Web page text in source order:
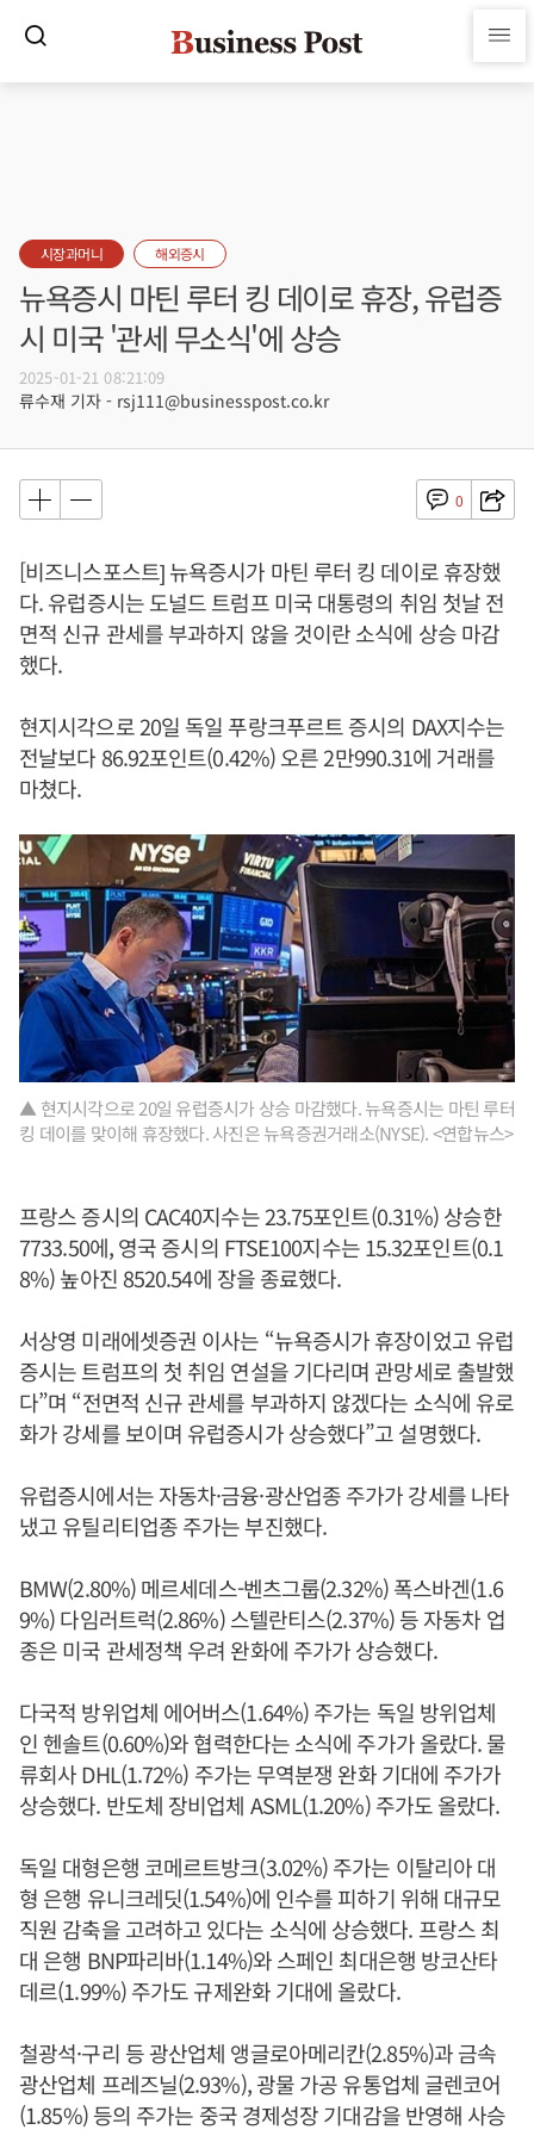
시장과머니 해외증시
뉴욕증시 마틴 루터 킹 데이로 휴장, 유럽증
시 미국 '관세 무소식'에 상승
2025-01-21 08:21:09
류수재 기자 - rsj111@businesspost.co.kr
0
[비즈니스포스트] 뉴욕증시가 마틴 루터 킹 데이로 휴장했
다. 유럽증시는 도널드 트럼프 미국 대통령의 취임 첫날 전
면적 신규 관세를 부과하지 않을 것이란 소식에 상승 마감
했다.
현지시각으로 20일 독일 푸랑크푸르트 증시의 DAX지수는
전날보다 86.92포인트(0.42%) 오른 2만990.31에 거래를
마쳤다.
▲ 현지시각으로 20일 유럽증시가 상승 마감했다. 뉴욕증시는 마틴 루터
킹 데이를 맞이해 휴장했다. 사진은 뉴욕증권거래소(NYSE). <연합뉴스>
프랑스 증시의 CAC40지수는 23.75포인트(0.31%) 상승한
7733.50에, 영국 증시의 FTSE100지수는 15.32포인트(0.1
8%) 높아진 8520.54에 장을 종료했다.
서상영 미래에셋증권 이사는 “뉴욕증시가 휴장이었고 유럽
증시는 트럼프의 첫 취임 연설을 기다리며 관망세로 출발했
다”며 “전면적 신규 관세를 부과하지 않겠다는 소식에 유로
화가 강세를 보이며 유럽증시가 상승했다”고 설명했다.
유럽증시에서는 자동차·금융·광산업종 주가가 강세를 나타
냈고 유틸리티업종 주가는 부진했다.
BMW(2.80%) 메르세데스-벤츠그룹(2.32%) 폭스바겐(1.6
9%) 다임러트럭(2.86%) 스텔란티스(2.37%) 등 자동차 업
종은 미국 관세정책 우려 완화에 주가가 상승했다.
다국적 방위업체 에어버스(1.64%) 주가는 독일 방위업체
인 헨솔트(0.60%)와 협력한다는 소식에 주가가 올랐다. 물
류회사 DHL(1.72%) 주가는 무역분쟁 완화 기대에 주가가
상승했다. 반도체 장비업체 ASML(1.20%) 주가도 올랐다.
독일 대형은행 코메르트방크(3.02%) 주가는 이탈리아 대
형 은행 유니크레딧(1.54%)에 인수를 피하기 위해 대규모
직원 감축을 고려하고 있다는 소식에 상승했다. 프랑스 최
대 은행 BNP파리바(1.14%)와 스페인 최대은행 방코산타
데르(1.99%) 주가도 규제완화 기대에 올랐다.
철광석·구리 등 광산업체 앵글로아메리칸(2.85%)과 금속
광산업체 프레즈닐(2.93%), 광물 가공 유통업체 글렌코어
(1.85%) 등의 주가는 중국 경제성장 기대감을 반영해 사승